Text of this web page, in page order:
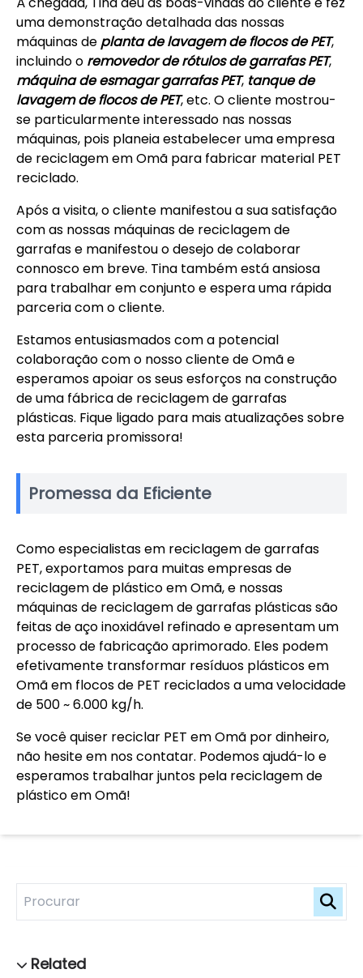
uma demonstração detalhada das nossas
máquinas de planta de lavagem de flocos de PET,
incluindo o removedor de rótulos de garrafas PET,
máquina de esmagar garrafas PET, tanque de
lavagem de flocos de PET, etc. O cliente mostrou-
se particularmente interessado nas nossas
máquinas, pois planeia estabelecer uma empresa
de reciclagem em Omã para fabricar material PET
reciclado.
Após a visita, o cliente manifestou a sua satisfação
com as nossas máquinas de reciclagem de
garrafas e manifestou o desejo de colaborar
connosco em breve. Tina também está ansiosa
para trabalhar em conjunto e espera uma rápida
parceria com o cliente.
Estamos entusiasmados com a potencial
colaboração com o nosso cliente de Omã e
esperamos apoiar os seus esforços na construção
de uma fábrica de reciclagem de garrafas
plásticas. Fique ligado para mais atualizações sobre
esta parceria promissora!
Promessa da Eficiente
Como especialistas em reciclagem de garrafas
PET, exportamos para muitas empresas de
reciclagem de plástico em Omã, e nossas
máquinas de reciclagem de garrafas plásticas são
feitas de aço inoxidável refinado e apresentam um
processo de fabricação aprimorado. Eles podem
efetivamente transformar resíduos plásticos em
Omã em flocos de PET reciclados a uma velocidade
de 500 ~ 6.000 kg/h.
Se você quiser reciclar PET em Omã por dinheiro,
não hesite em nos contatar. Podemos ajudá-lo e
esperamos trabalhar juntos pela reciclagem de
plástico em Omã!